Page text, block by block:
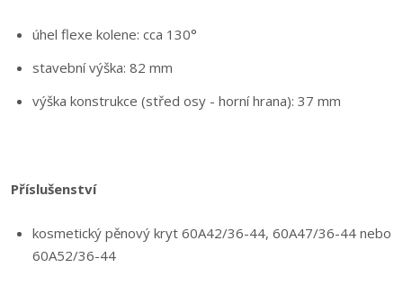
úhel flexe kolene: cca 130°
stavební výška: 82 mm
výška konstrukce (střed osy - horní hrana): 37 mm
Příslušenství
kosmetický pěnový kryt 60A42/36-44, 60A47/36-44 nebo
60A52/36-44